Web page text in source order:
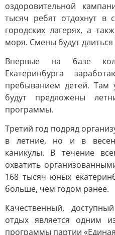
оздоровительной
тысяч ребят отдохнут в
городских лагерях, а
моря. Смены будут длиться
Впервые на базе
Екатеринбурга
пребыванием детей. Там
будут предложены
программы.
Третий год подряд
в летние, но и в
каникулы. В течение
охватить
168 тысяч юных
больше, чем годом ранее.
Качественный,
отдых является одним
программы партии